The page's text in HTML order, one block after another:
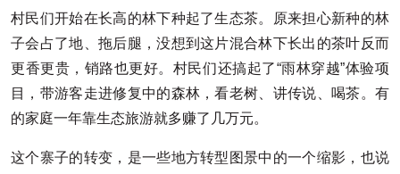
村民们开始在长高的林下种起了生态茶。原来担心新种的林
子会占了地、拖后腿，没想到这片混合林下长出的茶叶反而
更香更贵，销路也更好。村民们还搞起了“雨林穿越”体验项
目，带游客走进修复中的森林，看老树、讲传说、喝茶。有
的家庭一年靠生态旅游就多赚了几万元。
这个寨子的转变，是一些地方转型图景中的一个缩影，也说